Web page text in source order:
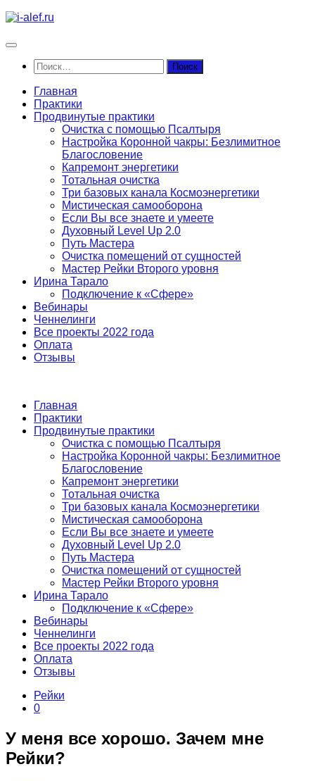
Перейти
содержимому
Найти:
Главная
Практики
Продвинутые практики
Очистка с помощью Псалтыря
Настройка Коронной чакры: Безлимитное
Благословение
Капремонт энергетики
Тотальная очистка
Три базовых канала Космоэнергетики
Мистическая самооборона
Если Вы все знаете и умеете
Духовный Level Up 2.0
Путь Мастера
Очистка помещений от сущностей
Мастер Рейки Второго уровня
Ирина Тарало
Подключение к «Сфере»
Вебинары
Ченнелинги
Все проекты 2022 года
Оплата
Отзывы
Главная
Практики
Продвинутые практики
Очистка с помощью Псалтыря
Настройка Коронной чакры: Безлимитное
Благословение
Капремонт энергетики
Тотальная очистка
Три базовых канала Космоэнергетики
Мистическая самооборона
Если Вы все знаете и умеете
Духовный Level Up 2.0
Путь Мастера
Очистка помещений от сущностей
Мастер Рейки Второго уровня
Ирина Тарало
Подключение к «Сфере»
Вебинары
Ченнелинги
Все проекты 2022 года
Оплата
Отзывы
Рейки
0
У меня все хорошо. Зачем мне
Рейки?